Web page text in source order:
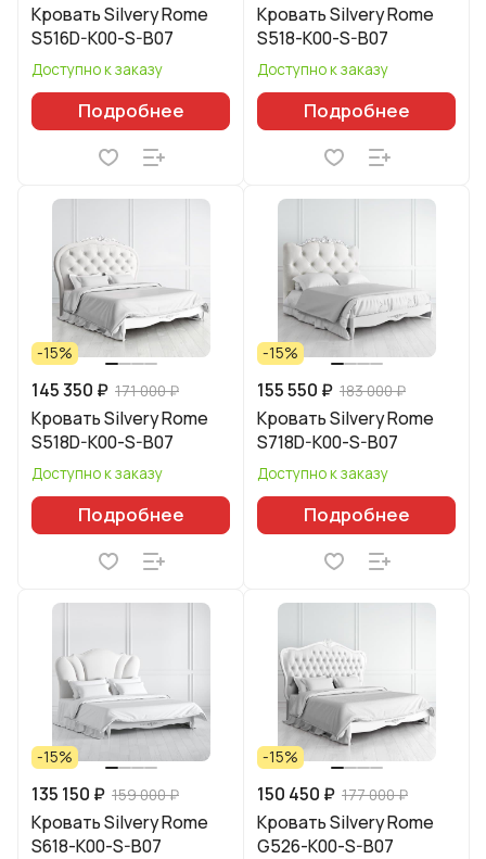
Кровать Silvery Rome
S516D-K00-S-B07
Доступно к заказу
Подробнее
Кровать Silvery Rome
S518-K00-S-B07
Доступно к заказу
Подробнее
-15%
145 350 ₽ 171 000 ₽
Кровать Silvery Rome
S518D-K00-S-B07
Доступно к заказу
Подробнее
-15%
155 550 ₽ 183 000 ₽
Кровать Silvery Rome
S718D-K00-S-B07
Доступно к заказу
Подробнее
-15%
135 150 ₽ 159 000 ₽
Кровать Silvery Rome
S618-K00-S-B07
-15%
150 450 ₽ 177 000 ₽
Кровать Silvery Rome
G526-K00-S-B07